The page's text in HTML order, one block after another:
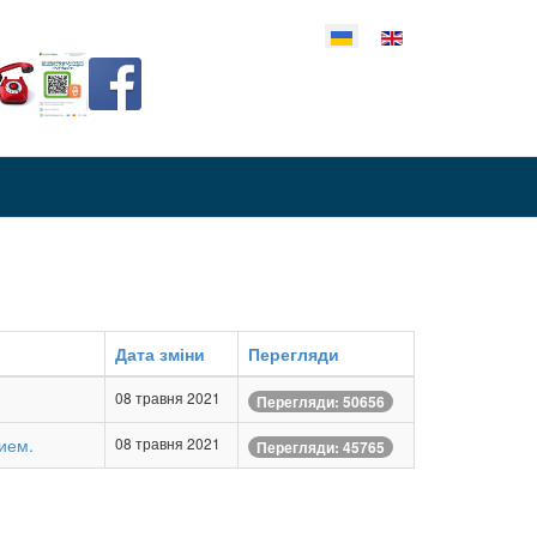
Дата зміни
Перегляди
08 травня 2021 Перегляди: 50656
08 травня 2021 Перегляди: 45765